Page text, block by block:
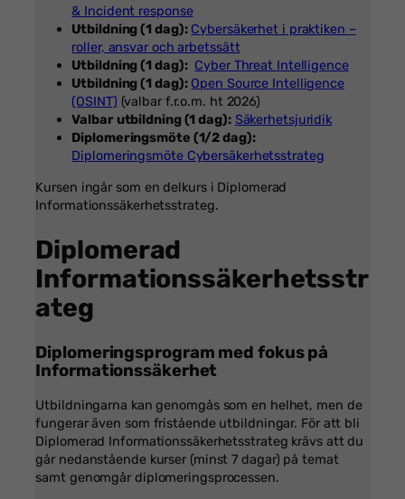
& Incident response
Utbildning (1 dag): Cybersäkerhet i praktiken –
roller, ansvar och arbetssätt
Utbildning (1 dag): Cyber Threat Intelligence
Utbildning (1 dag): Open Source Intelligence
(OSINT) (valbar f.r.o.m. ht 2026)
Valbar utbildning (1 dag): Säkerhetsjuridik
Diplomeringsmöte (1/2 dag):
Diplomeringsmöte Cybersäkerhetsstrateg
Kursen ingår som en delkurs i Diplomerad
Informationssäkerhetsstrateg.
Diplomerad
Informationssäkerhetsstr
ateg
Diplomeringsprogram med fokus på
Informationssäkerhet
Utbildningarna kan genomgås som en helhet, men de
fungerar även som fristående utbildningar. För att bli
Diplomerad Informationssäkerhetsstrateg krävs att du
går nedanstående kurser (minst 7 dagar) på temat
samt genomgår diplomeringsprocessen.